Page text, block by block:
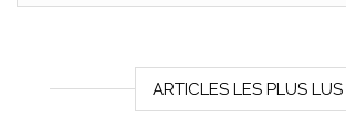
ARTICLES LES PLUS LUS